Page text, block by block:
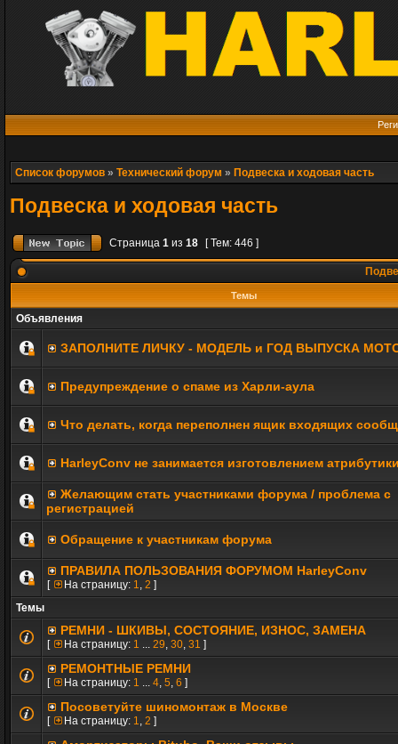
Список форумов » Технический форум » Подвеска и ходовая часть
Подвеска и ходовая часть
Страница 1 из 18 [ Тем: 446 ]
Темы
Объявления
ЗАПОЛНИТE ЛИЧКУ - МОДЕЛЬ и ГОД ВЫПУСКА
Предупреждение о спаме из Харли-аула
Что делать, когда переполнен ящик входящих
HarleyConv не занимается изготовлением
Желающим стать участниками форума / проблема с
регистрацией
Обращение к участникам форума
ПРАВИЛА ПОЛЬЗОВАНИЯ ФОРУМОМ HarleyConv
[ На страницу: 1, 2 ]
Темы
РЕМНИ - ШКИВЫ, СОСТОЯНИЕ, ИЗНОС, ЗАМЕНА
[ На страницу: 1 ... 29, 30, 31 ]
РЕМОНТНЫЕ РЕМНИ
[ На страницу: 1 ... 4, 5, 6 ]
Посоветуйте шиномонтаж в Москве
[ На страницу: 1, 2 ]